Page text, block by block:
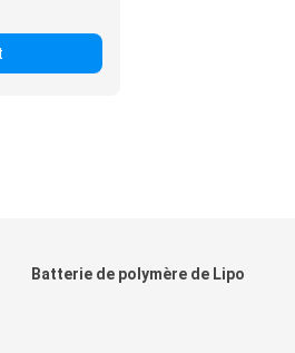
Batterie de polymère de Lipo